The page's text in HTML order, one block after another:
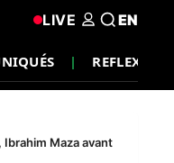
REFLEXION
LIVE EN
Maza avant